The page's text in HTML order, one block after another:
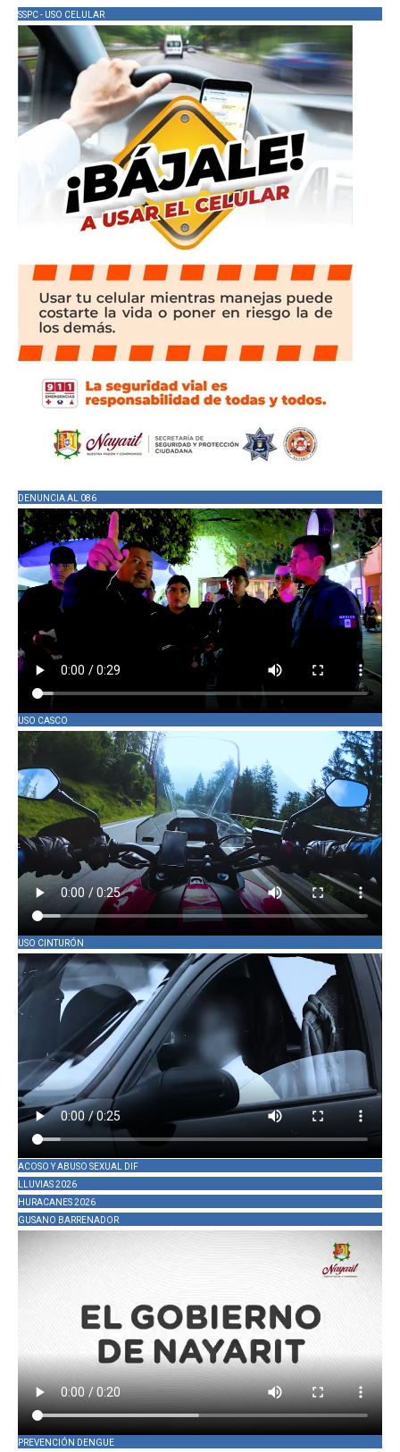
SSPC - USO CELULAR
DENUNCIA AL 086
USO CASCO
USO CINTURÓN
ACOSO Y ABUSO SEXUAL DIF
LLUVIAS 2026
HURACANES 2026
GUSANO BARRENADOR
PREVENCIÓN DENGUE